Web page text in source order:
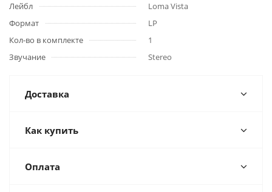
Лейбл
Loma Vista
Формат
LP
Кол-во в комплекте
1
Звучание
Stereo
Доставка
Как купить
Оплата